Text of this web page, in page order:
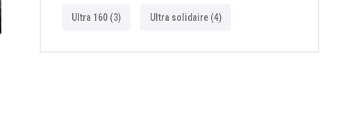
Ultra 160(3) Ultra solidaire(4)